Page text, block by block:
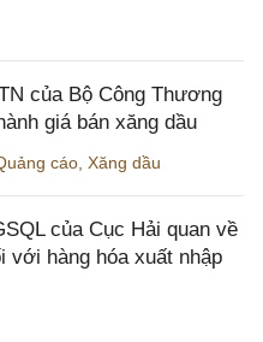
của Bộ Công Thương
giá bán xăng dầu
cáo Xăng dầu
của Cục Hải quan về
với hàng hóa xuất nhập